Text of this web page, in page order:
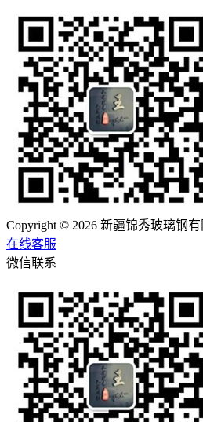
Copyright © 2026 新疆锦秀玻璃钢
在线客服
微信联系